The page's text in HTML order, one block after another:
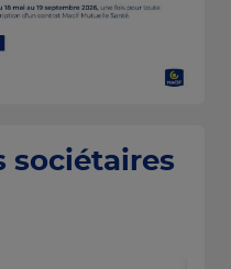
sociétaires